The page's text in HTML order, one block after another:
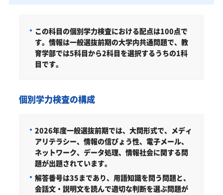
この科目の個別学力検査における配点は100点で
す。情報は一般選抜前期の大学内共通問題で、教
育学部では5科目から2科目を選択するうちの1科
目です。
個別学力検査の構成
2026年度一般選抜前期では、大問形式で、メディ
アリテラシー、情報の信ぴょう性、電子メール、
ネットワーク、データ処理、情報社会に関する問
題が出題されています。
解答番号は35まであり、用語知識を問う問題と、
会話文・説明文を読んで適切な判断を選ぶ問題が